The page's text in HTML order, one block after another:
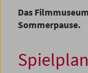
Das
Sommerpause.
Spielplan